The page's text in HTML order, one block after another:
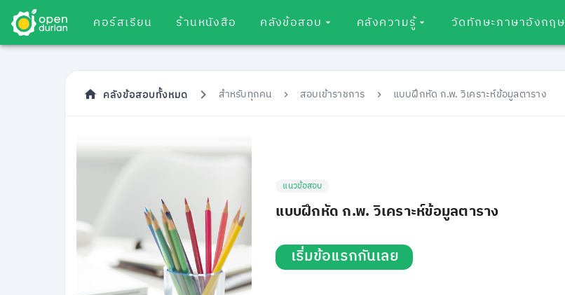
คอร์สเรียน ร้านหนังสือ คลังข้อสอบ คลังความรู้ วัดทักษะภาษาอังกฤษ
คลังข้อสอบทั้งหมด สำหรับทุกคน สอบเข้าราชการ แบบฝึกหัด ก.พ. วิเคราะห์ข้อมูลตาราง
แนวข้อสอบ
แบบฝึกหัด ก.พ. วิเคราะห์ข้อมูลตาราง
เริ่มข้อแรกกันเลย